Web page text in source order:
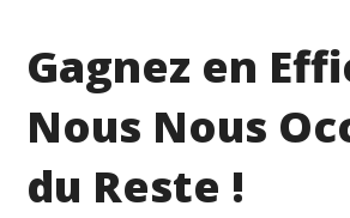
Gagnez en
Nous Nous
du Reste !